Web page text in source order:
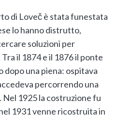
di Loveč è stata funestata
lo hanno distrutto,
soluzioni per
il 1874 e il 1876 il ponte
una piena: ospitava
percorrendo una
1925 la costruzione fu
1931 venne ricostruita in